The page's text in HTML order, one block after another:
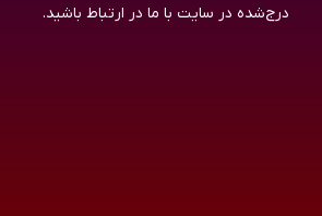
درج‌شده در سایت با ما در ارتباط باشید.